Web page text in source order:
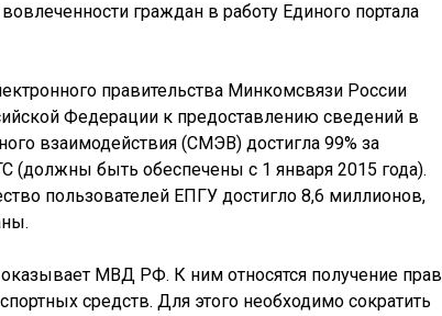
граждан в работу Единого портала
правительства Минкомсвязи России
Федерации к предоставлению сведений в
взаимодействия (СМЭВ) достигла 99% за
(должны быть обеспечены с 1 января 2015 года).
пользователей ЕПГУ достигло 8,6 миллионов,
МВД РФ. К ним относятся получение прав
средств. Для этого необходимо сократить